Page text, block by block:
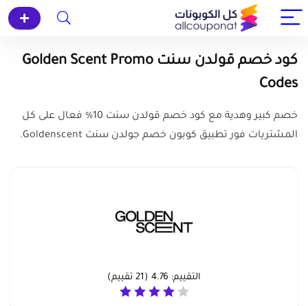
كود خصم قولدن سنت Golden Scent Promo
Codes
خصم كبير وهدية مع كود خصم قولدن سنت 10% فعال على كل
المشتريات فور تطبيق كوبون خصم جولدن سنت Goldenscent.
التقييم: 4.76
(
21 تقييم)